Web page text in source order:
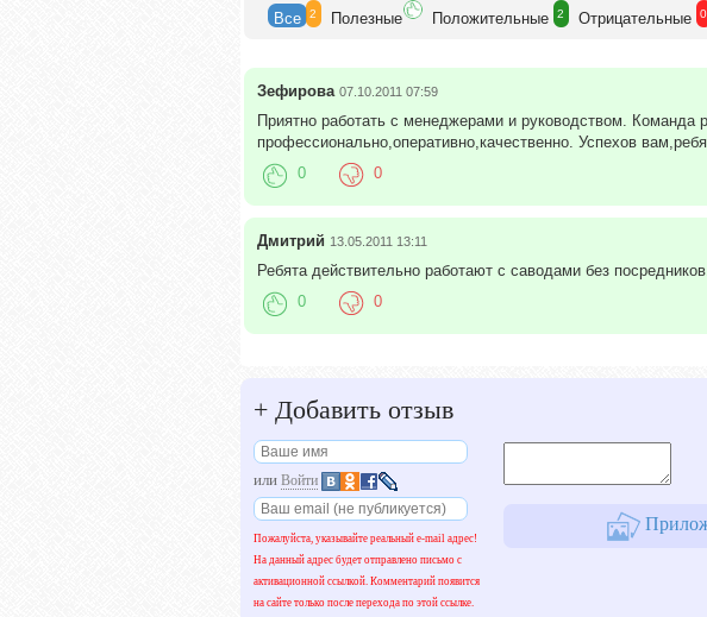
Все 2 Полезные Положительные 2 Отрицательные 0
Зефирова 07.10.2011 07:59
Приятно работать с менеджерами и руководством. Команда
профессионально,оперативно,качественно. Успехов
0 0
Дмитрий 13.05.2011 13:11
Ребята действительно работают с саводами без
0 0
+ Добавить отзыв
или Войти
Пожалуйста, указывайте реальный e-mail адрес!
На данный адрес будет отправлено письмо с
активационной ссылкой. Комментарий появится
на сайте только после перехода по этой ссылке.